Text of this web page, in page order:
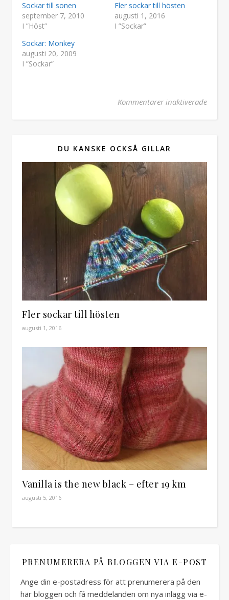
Sockar till sonen
september 7, 2010
I ”Höst”
Fler sockar till hösten
augusti 1, 2016
I ”Sockar”
Sockar: Monkey
augusti 20, 2009
I ”Sockar”
Kommentarer inaktiveradeför
DU KANSKE OCKSÅ GILLAR
Fler sockar till hösten
augusti 1, 2016
Vanilla is the new black – efter 19 km
augusti 5, 2016
PRENUMERERA PÅ BLOGGEN VIA E-POST
Ange din e-postadress för att prenumerera på den
här bloggen och få meddelanden om nya inlägg via e-